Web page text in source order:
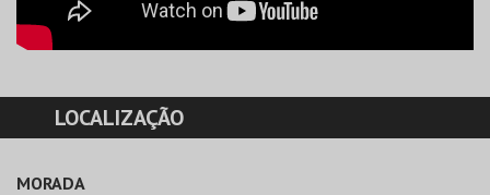
LOCALIZAÇÃO
MORADA